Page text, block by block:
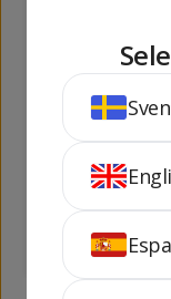
Honey
70 cl
KÖP